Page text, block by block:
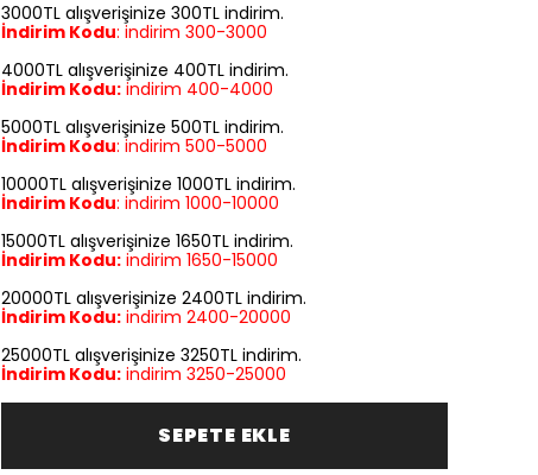
3000TL alışverişinize 300TL indirim.
İndirim Kodu: indirim 300-3000
4000TL alışverişinize 400TL indirim.
İndirim Kodu: indirim 400-4000
5000TL alışverişinize 500TL indirim.
İndirim Kodu: indirim 500-5000
10000TL alışverişinize 1000TL indirim.
İndirim Kodu: indirim 1000-10000
15000TL alışverişinize 1650TL indirim.
İndirim Kodu: indirim 1650-15000
20000TL alışverişinize 2400TL indirim.
İndirim Kodu: indirim 2400-20000
25000TL alışverişinize 3250TL indirim.
İndirim Kodu: indirim 3250-25000
SEPETE EKLE